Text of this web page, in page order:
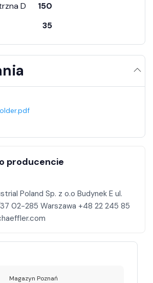
D
150
35
producencie
Poland Sp. z o.o Budynek E ul.
02-285 Warszawa +48 22 245 85
Magazyn Poznań